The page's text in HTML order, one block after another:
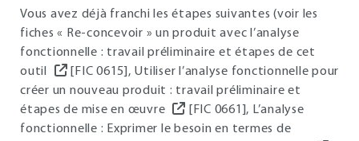
Vous avez déjà franchi les étapes suivantes (voir les
fiches « Re-concevoir » un produit avec l’analyse
fonctionnelle : travail préliminaire et étapes de cet
outil
[FIC 0615], Utiliser l’analyse fonctionnelle pour
créer un nouveau produit : travail préliminaire et
étapes de mise en œuvre
[FIC 0661], L’analyse
fonctionnelle : Exprimer le besoin en termes de